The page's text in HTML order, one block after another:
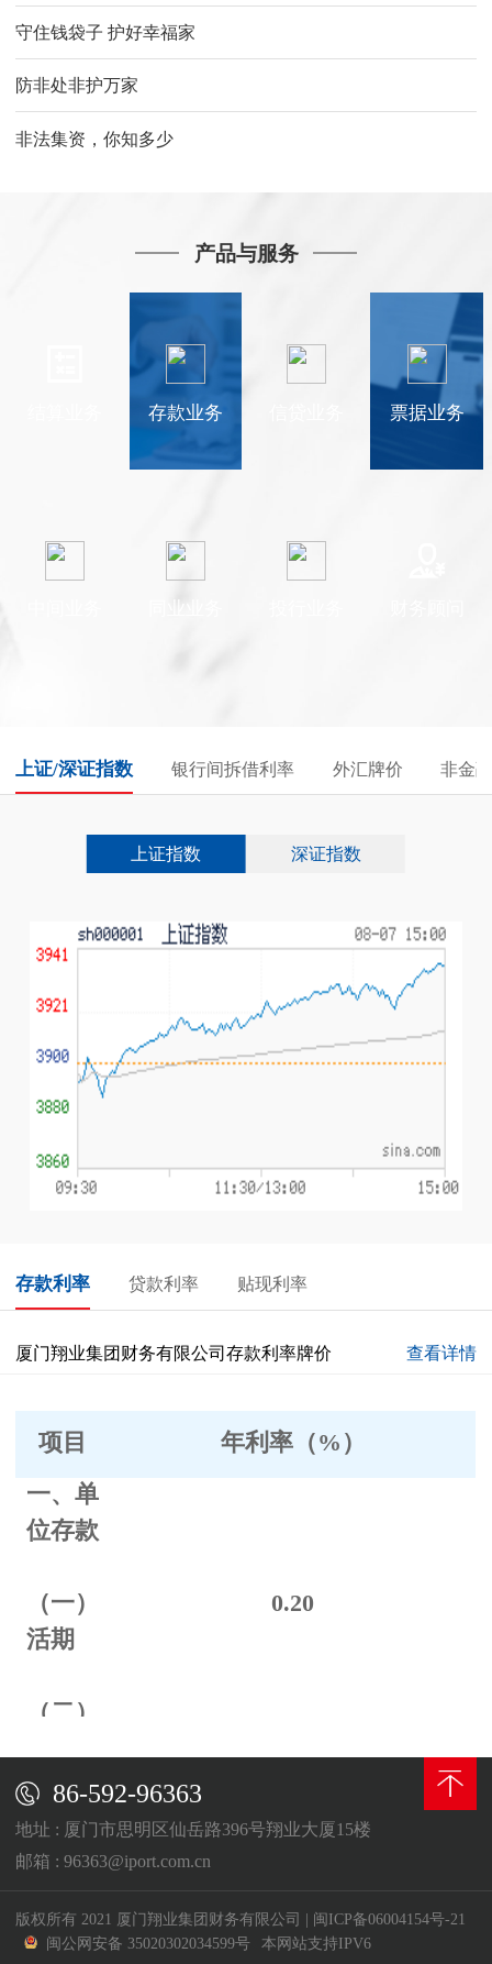
守住钱袋子 护好幸福家
防非处非护万家
非法集资，你知多少
产品与服务
存款业务 票据业务
同业业务
上证/深证指数 银行间拆借利率 外汇牌价 非金
上证指数 深证指数
存款利率 贷款利率 贴现利率
厦门翔业集团财务有限公司存款利率牌价 查看详情
项目 年利率（%）
一、单
位存款
（一）
活期
0.20
（二）
整存整
取
三个月
0.70
86-592-96363
地址 : 厦门市思明区仙岳路396号翔业大厦15楼
邮箱 : 96363@iport.com.cn
版权所有 2021 厦门翔业集团财务有限公司 | 闽ICP备06004154号-21
闽公网安备 35020302034599号
本网站支持IPV6